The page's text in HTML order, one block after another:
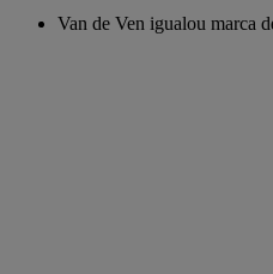
Van de Ven igualou marca